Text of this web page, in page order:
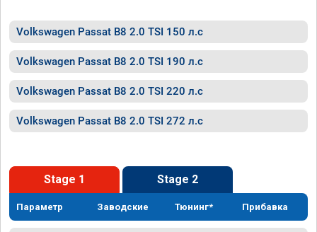
Volkswagen Passat B8 2.0 TSI 150 л.с
Volkswagen Passat B8 2.0 TSI 190 л.с
Volkswagen Passat B8 2.0 TSI 220 л.с
Volkswagen Passat B8 2.0 TSI 272 л.с
Stage 1 Stage 2
Параметр Заводские Тюнинг* Прибавка